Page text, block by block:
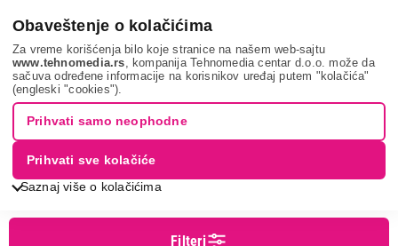
Obaveštenje o kolačićima
Za vreme korišćenja bilo koje stranice na našem web-sajtu
www.tehnomedia.rs , kompanija Tehnomedia centar d.o.o. može da
sačuva određene informacije na korisnikov uređaj putem "kolačića"
(engleski "cookies").
Saznaj više o kolačićima
Prihvati samo neophodne
Prihvati sve kolačiće
Mali kućni aparati Nega odeće i veša Navlake za daske
NAVLAKE ZA DASKE
Sortiranje Prikaz
Filteri